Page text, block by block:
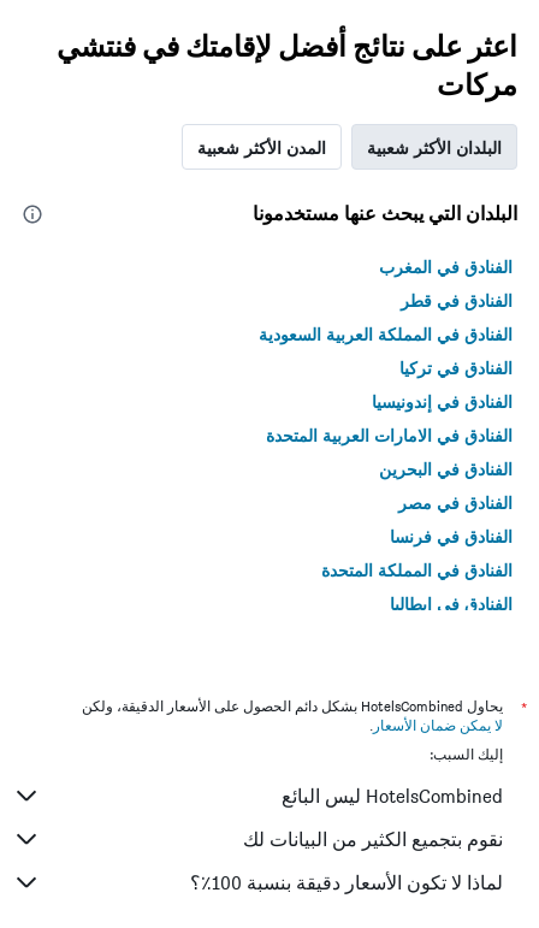
اعثر على نتائج أفضل لإقامتك في فنتشي
مركات
البلدان الأكثر شعبية المدن الأكثر شعبية
البلدان التي يبحث عنها مستخدمونا
الفنادق في المغرب
الفنادق في قطر
الفنادق في المملكة العربية السعودية
الفنادق في تركيا
الفنادق في إندونيسيا
الفنادق في الامارات العربية المتحدة
الفنادق في البحرين
الفنادق في مصر
الفنادق في فرنسا
الفنادق في المملكة المتحدة
الفنادق في إيطاليا
*
يحاول HotelsCombined بشكل دائم الحصول على الأسعار الدقيقة، ولكن
لا يمكن ضمان الأسعار .
إليك السبب:
HotelsCombined ليس البائع
نقوم بتجميع الكثير من البيانات لك
لماذا لا تكون الأسعار دقيقة بنسبة 100٪؟